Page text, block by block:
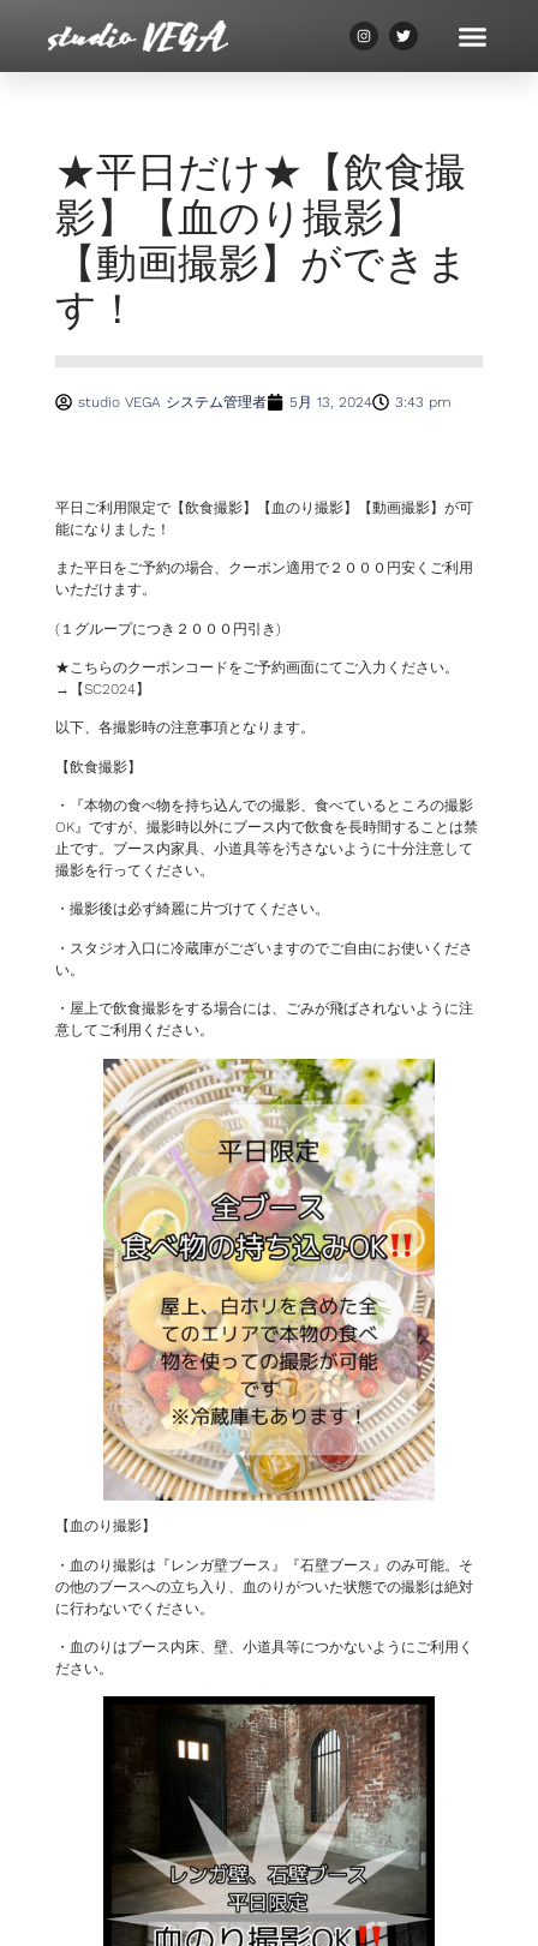
★平日だけ★【飲食撮
影】【血のり撮影】
【動画撮影】ができま
す！
studio VEGA システム管理者 5月 13, 2024 3:43 pm
平日ご利用限定で【飲食撮影】【血のり撮影】【動画撮影】が可
能になりました！
また平日をご予約の場合、クーポン適用で２０００円安くご利用
いただけます。
(１グループにつき２０００円引き)
★こちらのクーポンコードをご予約画面にてご入力ください。
→【SC2024】
以下、各撮影時の注意事項となります。
【飲食撮影】
・『本物の食べ物を持ち込んでの撮影、食べているところの撮影
OK』ですが、撮影時以外にブース内で飲食を長時間することは禁
止です。ブース内家具、小道具等を汚さないように十分注意して
撮影を行ってください。
・撮影後は必ず綺麗に片づけてください。
・スタジオ入口に冷蔵庫がございますのでご自由にお使いくださ
い。
・屋上で飲食撮影をする場合には、ごみが飛ばされないように注
意してご利用ください。
【血のり撮影】
・血のり撮影は『レンガ壁ブース』『石壁ブース』のみ可能。そ
の他のブースへの立ち入り、血のりがついた状態での撮影は絶対
に行わないでください。
・血のりはブース内床、壁、小道具等につかないようにご利用く
ださい。